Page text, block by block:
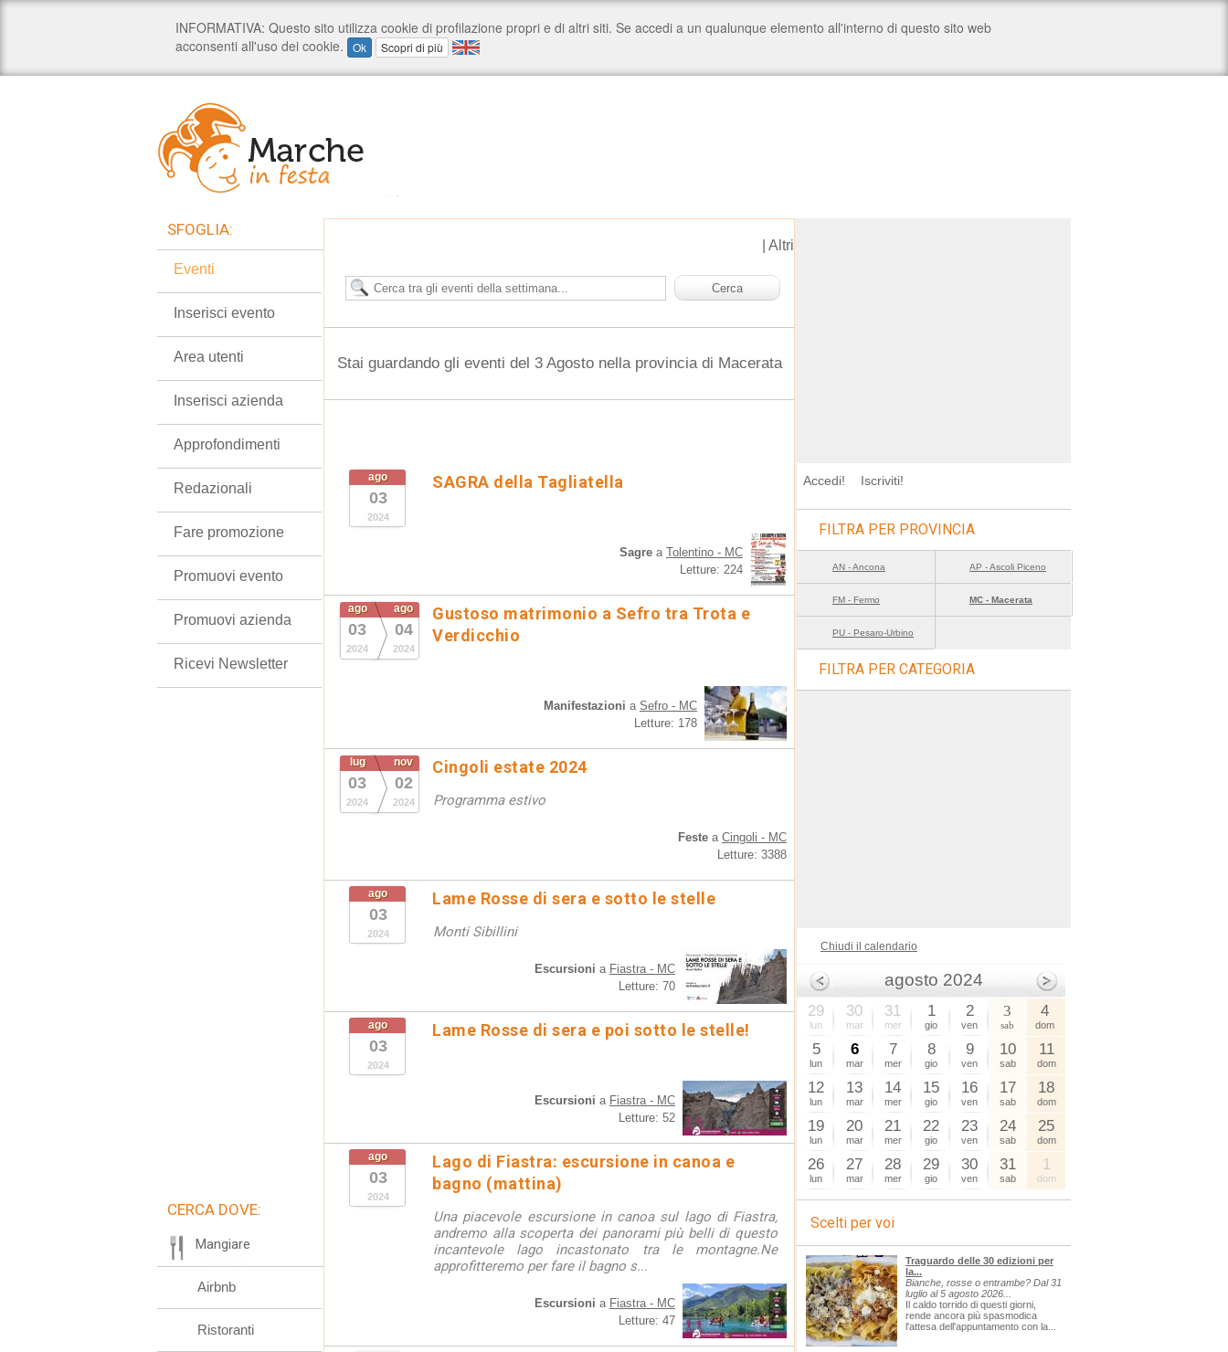
Altri
Stai guardando gli eventi del 3 Agosto nella provincia di Macerata
ago
03
2024
SAGRA della Tagliatella
Sagre a Tolentino - MC
Letture: 224
ago
03
2024
ago
04
2024
Gustoso matrimonio a Sefro tra Trota e
Verdicchio
Manifestazioni a Sefro - MC
Letture: 178
lug
03
2024
nov
02
2024
Cingoli estate 2024
Programma estivo
Feste a Cingoli - MC
Letture: 3388
ago
03
2024
Lame Rosse di sera e sotto le stelle
Monti Sibillini
Escursioni a Fiastra - MC
Letture: 70
ago
03
2024
Lame Rosse di sera e poi sotto le stelle!
Escursioni a Fiastra - MC
Letture: 52
ago
03
2024
Lago di Fiastra: escursione in canoa e
bagno (mattina)
Una piacevole escursione in canoa sul lago di Fiastra,
andremo alla scoperta dei panorami più belli di questo
incantevole lago incastonato tra le montagne.Ne
approfitteremo per fare il bagno s...
Escursioni a Fiastra - MC
Letture: 47
SFOGLIA:
Eventi
Inserisci evento
Area utenti
Inserisci azienda
Approfondimenti
Redazionali
Fare promozione
Promuovi evento
Promuovi azienda
Ricevi Newsletter
CERCA DOVE:
Mangiare
Airbnb
Ristoranti
Accedi! Iscriviti!
FILTRA PER PROVINCIA
AN - Ancona AP - Ascoli Piceno
FM - Fermo MC - Macerata
PU - Pesaro-Urbino
FILTRA PER CATEGORIA
Chiudi il calendario
agosto 2024
29
lun
30
mar
31
mer
1
gio
2
ven
3
sab
4
dom
5
lun
6
mar
7
mer
8
gio
9
ven
10
sab
11
dom
12
lun
13
mar
14
mer
15
gio
16
ven
17
sab
18
dom
19
lun
20
mar
21
mer
22
gio
23
ven
24
sab
25
dom
26
lun
27
mar
28
mer
29
gio
30
ven
31
sab
1
dom
Scelti per voi
Traguardo delle 30 edizioni per
la...
Bianche, rosse o entrambe? Dal 31
luglio al 5 agosto 2026...
Il caldo torrido di questi giorni,
rende ancora più spasmodica
l'attesa dell'appuntamento con la...